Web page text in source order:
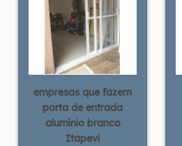
empresas que fazem
porta de entrada
alumínio branco
Itapevi